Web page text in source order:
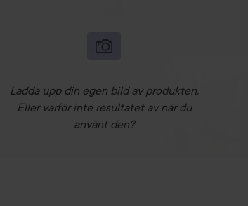
Ladda upp din egen bild av produkten.
Eller varför inte resultatet av när du
använt den?